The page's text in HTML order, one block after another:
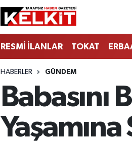
RESMİ İLANLAR TOKAT
HABERLER GÜNDEM
Babasını